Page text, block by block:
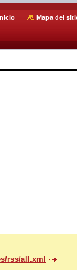
Mapa del
rss/all.xml